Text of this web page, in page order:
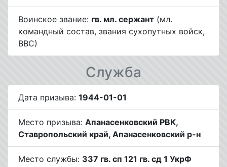
Воинское звание: гв. мл. сержант (мл.
командный состав, звания сухопутных войск,
ВВС)
Служба
Дата призыва: 1944-01-01
Место призыва: Апанасенковский РВК,
Ставропольский край, Апанасенковский р-н
Место службы: 337 гв. сп 121 гв. сд 1 УкрФ